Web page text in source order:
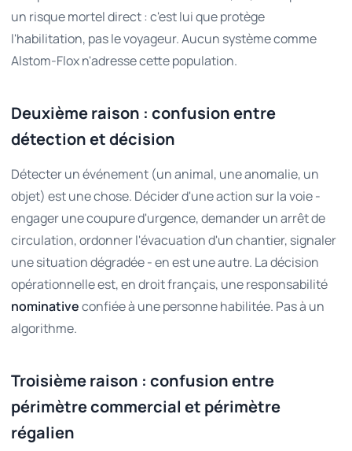
un risque mortel direct : c'est lui que protège
l'habilitation, pas le voyageur. Aucun système comme
Alstom-Flox n'adresse cette population.
Deuxième raison : confusion entre
détection et décision
Détecter un événement (un animal, une anomalie, un
objet) est une chose. Décider d'une action sur la voie -
engager une coupure d'urgence, demander un arrêt de
circulation, ordonner l'évacuation d'un chantier, signaler
une situation dégradée - en est une autre. La décision
opérationnelle est, en droit français, une responsabilité
nominativeconfiée à une personne habilitée. Pas à un
algorithme.
Troisième raison : confusion entre
périmètre commercial et périmètre
régalien